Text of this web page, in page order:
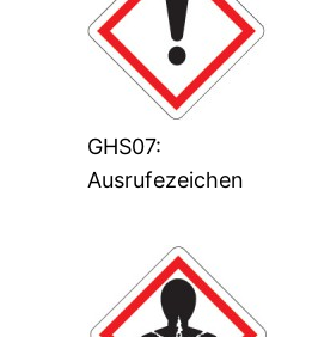
GHS07:
Ausrufezeichen